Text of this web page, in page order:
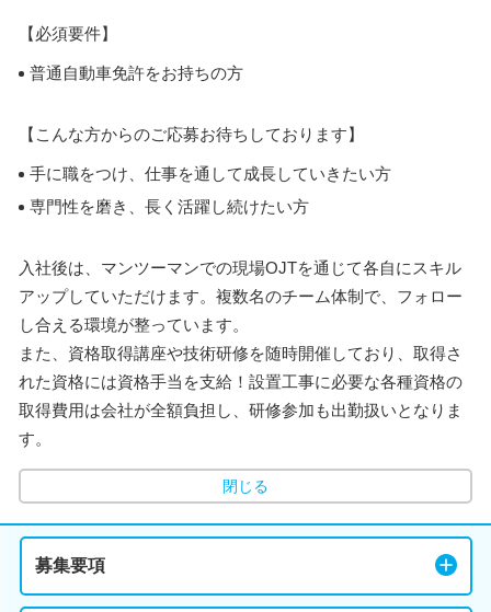
【必須要件】
普通自動車免許をお持ちの方
【こんな方からのご応募お待ちしております】
手に職をつけ、仕事を通して成長していきたい方
専門性を磨き、長く活躍し続けたい方
入社後は、マンツーマンでの現場OJTを通じて各自にスキル
アップしていただけます。複数名のチーム体制で、フォロー
し合える環境が整っています。
また、資格取得講座や技術研修を随時開催しており、取得さ
れた資格には資格手当を支給！設置工事に必要な各種資格の
取得費用は会社が全額負担し、研修参加も出勤扱いとなりま
す。
閉じる
募集要項